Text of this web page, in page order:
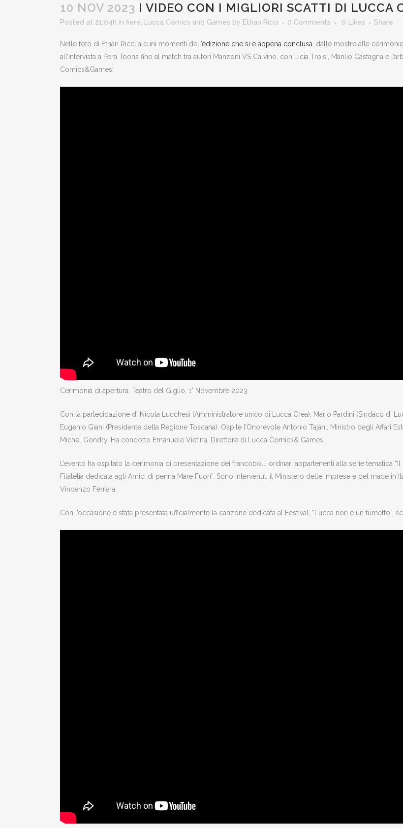
10 NOV 2023 I VIDEO CON I MIGLIORI SCATTI DI LUCCA
Posted at 21:04h in fiere, Lucca Comics and Games by Ethan Ricci 0 Comments 0 Likes Share
Nelle foto di Ethan Ricci alcuni momenti dell’edizione che si è appena conclusa, dalle mostre alle
all’intervista a Pera Toons fino al match tra autori Manzoni VS Calvino, con Licia Troisi, Manlio Castagna e
Comics&Games!
Cerimonia di apertura, Teatro del Giglio, 1° Novembre 2023
Con la partecipazione di Nicola Lucchesi (Amministratore unico di Lucca Crea), Mario Pardini (Sindaco di
Eugenio Giani (Presidente della Regione Toscana). Ospite l’Onorevole Antonio Tajani, Ministro degli Affari
Michel Gondry. Ha condotto Emanuele Vietina, Direttore di Lucca Comics& Games.
L’evento ha ospitato la cerimonia di presentazione dei francobolli ordinari appartenenti alla serie tematica
Filatelia dedicata agli Amici di penna Mare Fuori”. Sono intervenuti il Ministero delle imprese e del made in
Vincenzo Ferrera.
Con l’occasione è stata presentata ufficialmente la canzone dedicata al Festival, “Lucca non è un fumetto”,